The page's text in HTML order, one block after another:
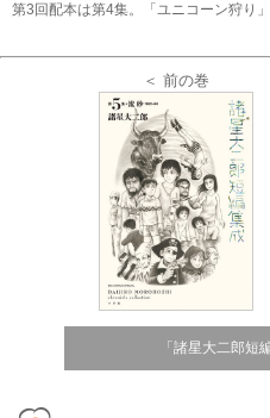
第3回配本は第4集。「ユニコーン狩り
＜ 前の巻
「諸星大二郎短